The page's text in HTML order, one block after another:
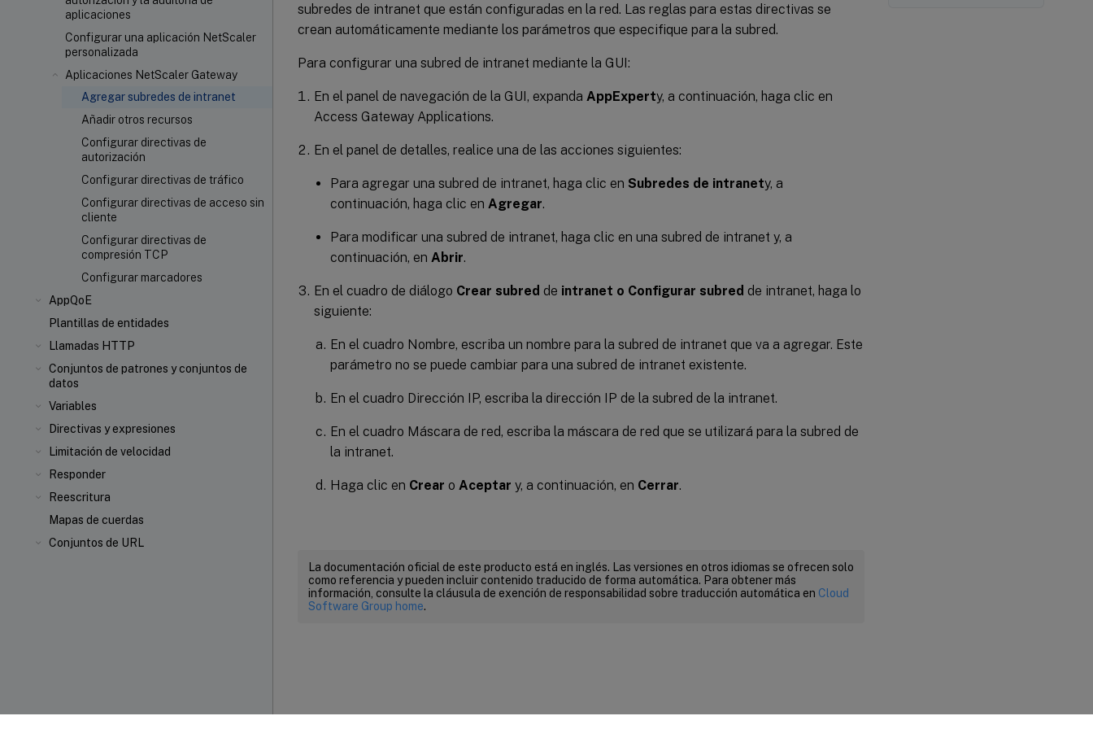
aplicaciones
Configurar una aplicación NetScaler
personalizada
Aplicaciones NetScaler Gateway
Agregar subredes de intranet
Añadir otros recursos
Configurar directivas de
autorización
Configurar directivas de tráfico
Configurar directivas de acceso sin
cliente
Configurar directivas de
compresión TCP
Configurar marcadores
AppQoE
Plantillas de entidades
Llamadas HTTP
Conjuntos de patrones y conjuntos de
datos
Variables
Directivas y expresiones
Limitación de velocidad
Responder
Reescritura
Mapas de cuerdas
Conjuntos de URL
subredes de intranet que están configuradas en la red. Las reglas para estas directivas se
crean automáticamente mediante los parámetros que especifique para la subred.
Para configurar una subred de intranet mediante la GUI:
En el panel de navegación de la GUI, expanda AppExperty, a continuación, haga clic en
Access Gateway Applications.
En el panel de detalles, realice una de las acciones siguientes:
Para agregar una subred de intranet, haga clic en Subredes de intranety, a
continuación, haga clic en Agregar.
Para modificar una subred de intranet, haga clic en una subred de intranet y, a
continuación, en Abrir.
En el cuadro de diálogo Crear subred de intranet o Configurar subred de intranet, haga lo
siguiente:
En el cuadro Nombre, escriba un nombre para la subred de intranet que va a agregar. Este
parámetro no se puede cambiar para una subred de intranet existente.
En el cuadro Dirección IP, escriba la dirección IP de la subred de la intranet.
En el cuadro Máscara de red, escriba la máscara de red que se utilizará para la subred de
la intranet.
Haga clic en Crear o Aceptar y, a continuación, en Cerrar.
La documentación oficial de este producto está en inglés. Las versiones en otros idiomas se ofrecen solo
como referencia y pueden incluir contenido traducido de forma automática. Para obtener más
información, consulte la cláusula de exención de responsabilidad sobre traducción automática en Cloud
Software Group home.